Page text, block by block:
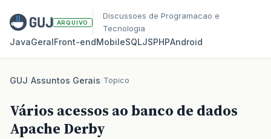
ARQUIVO
Discussoes de Programacao e
Tecnologia
JavaGeralFront‑endMobileSQLJSPHPAndroid
GUJ/Assuntos Gerais/Topico
Vários acessos ao banco de dados
Apache Derby